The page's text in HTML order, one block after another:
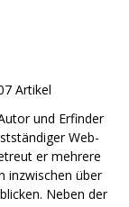
Artikel
und Erfinder
Web-
er mehrere
inzwischen über
Neben der